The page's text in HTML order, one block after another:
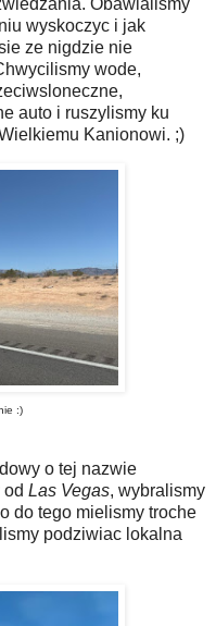
Obawialismy
wyskoczyc i jak
ze nigdzie nie
wode,
auto i ruszylismy ku
Kanionowi. ;)
:)
o tej nazwie
Las Vegas, wybralismy
do tego mielismy troche
podziwiac lokalna